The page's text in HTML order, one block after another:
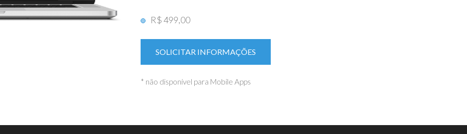
R$ 499,00
SOLICITAR INFORMAÇÕES
* não disponível para Mobile Apps